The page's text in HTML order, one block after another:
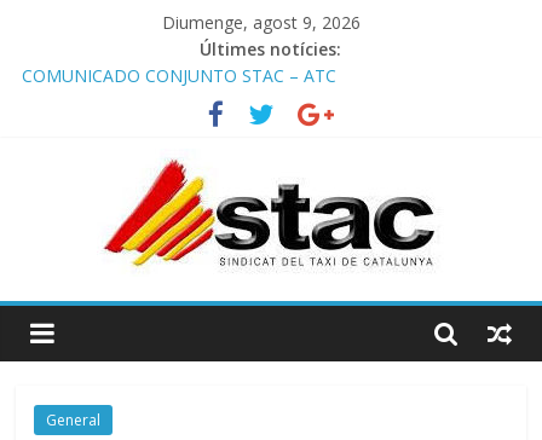
Diumenge, agost 9, 2026
Últimes notícies:
COMUNICADO CONJUNTO STAC – ATC
Comunicado STAC/ ATC de la reunión con los Mossos d
‘Esquadra del aeropuerto de Barcelona.
Programa de Radio TAXI LIBRE 29.07.2026 en COOLTURA FM.
STAC/ATC SOLICITAN TAULA TÈCNICA PARA MEJORAR LA
OPERATIVA DE ENTRADA EN EL PUERTO DE BARCELONA.
Programa de Radio TAXI LIBRE 22.07.2026 en COOLTURA FM.
General